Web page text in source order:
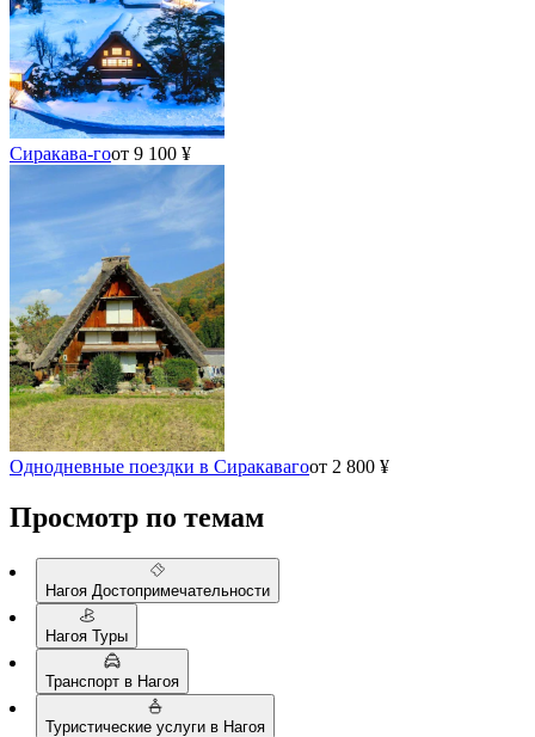
Сиракава-гоот 9 100 ¥
Однодневные поездки в Сиракавагоот 2 800 ¥
Просмотр по темам
Нагоя Достопримечательности
Нагоя Туры
Транспорт в Нагоя
Туристические услуги в Нагоя